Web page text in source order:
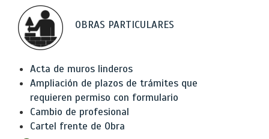
OBRAS PARTICULARES
Acta de muros linderos
Ampliación de plazos de trámites que
requieren permiso con formulario
Cambio de profesional
Cartel frente de Obra